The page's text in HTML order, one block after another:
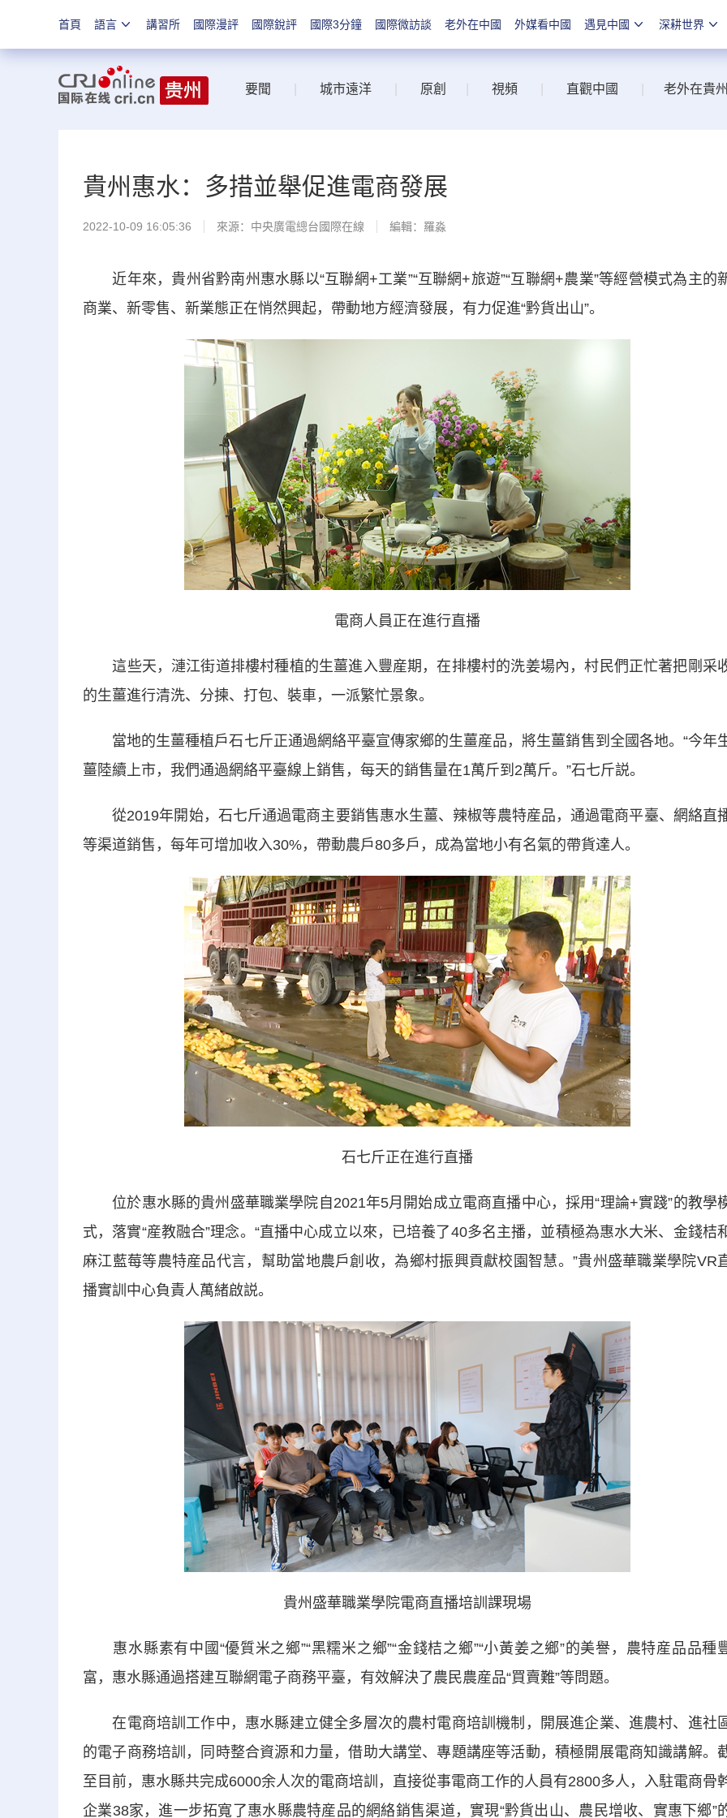
首頁 語言 講習所 國際漫評 國際銳評 國際3分鐘 國際微訪談 老外在中國 外媒看中國 遇見中國 深耕世界
要聞 城市遠洋 原創 視頻 直觀中國 老外在貴州
貴州惠水：多措並舉促進電商發展
2022-10-09 16:05:36 來源：中央廣電總台國際在線 編輯：羅淼
近年來，貴州省黔南州惠水縣以“互聯網+工業”“互聯網+旅遊”“互聯網+農業”等經營模式為主的
商業、新零售、新業態正在悄然興起，帶動地方經濟發展，有力促進“黔貨出山”。
電商人員正在進行直播
這些天，漣江街道排樓村種植的生薑進入豐産期，在排樓村的洗姜場內，村民們正忙著把剛采
的生薑進行清洗、分揀、打包、裝車，一派繁忙景象。
當地的生薑種植戶石七斤正通過網絡平臺宣傳家鄉的生薑産品，將生薑銷售到全國各地。“今年
薑陸續上市，我們通過網絡平臺線上銷售，每天的銷售量在1萬斤到2萬斤。”石七斤説。
從2019年開始，石七斤通過電商主要銷售惠水生薑、辣椒等農特産品，通過電商平臺、網絡直
等渠道銷售，每年可增加收入30%，帶動農戶80多戶，成為當地小有名氣的帶貨達人。
石七斤正在進行直播
位於惠水縣的貴州盛華職業學院自2021年5月開始成立電商直播中心，採用“理論+實踐”的教學
式，落實“産教融合”理念。“直播中心成立以來，已培養了40多名主播，並積極為惠水大米、金錢桔
麻江藍莓等農特産品代言，幫助當地農戶創收，為鄉村振興貢獻校園智慧。”貴州盛華職業學院VR
播實訓中心負責人萬緒啟説。
貴州盛華職業學院電商直播培訓課現場
惠水縣素有中國“優質米之鄉”“黑糯米之鄉”“金錢桔之鄉”“小黃姜之鄉”的美譽，農特産品品種
富，惠水縣通過搭建互聯網電子商務平臺，有效解決了農民農産品“買賣難”等問題。
在電商培訓工作中，惠水縣建立健全多層次的農村電商培訓機制，開展進企業、進農村、進社
的電子商務培訓，同時整合資源和力量，借助大講堂、專題講座等活動，積極開展電商知識講解。
至目前，惠水縣共完成6000余人次的電商培訓，直接從事電商工作的人員有2800多人，入駐電商骨
企業38家，進一步拓寬了惠水縣農特産品的網絡銷售渠道，實現“黔貨出山、農民增收、實惠下鄉”